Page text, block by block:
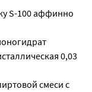
S-100 аффинно
0,03
смеси с